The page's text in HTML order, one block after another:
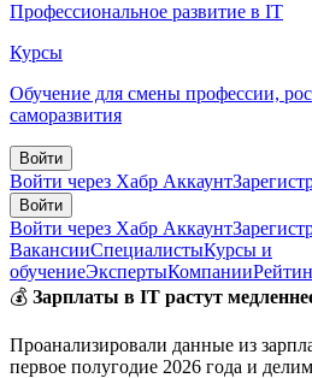
Профессиональное развитие в IT
Курсы
Обучение для смены профессии,
саморазвития
Войти
Войти через Хабр Аккаунт
Войти
Войти через Хабр Аккаунт
ВакансииСпециалистыКурсы и
обучениеЭкспертыКомпании
💰 Зарплаты в IT растут
Проанализировали данные из
первое полугодие 2026 года и